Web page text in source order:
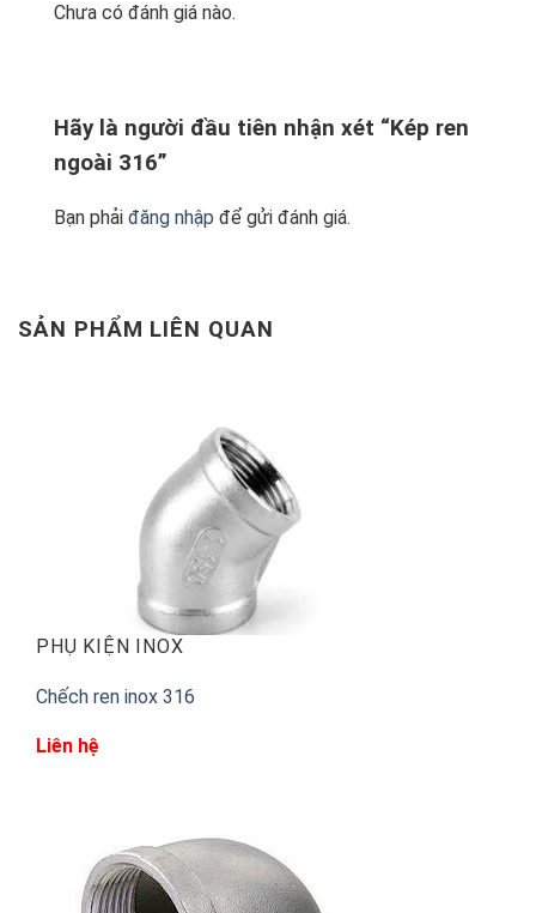
Chưa có đánh giá nào.
Hãy là người đầu tiên nhận xét “Kép ren
ngoài 316”
Bạn phải đăng nhập để gửi đánh giá.
SẢN PHẨM LIÊN QUAN
PHỤ KIỆN INOX
Chếch ren inox 316
Liên hệ